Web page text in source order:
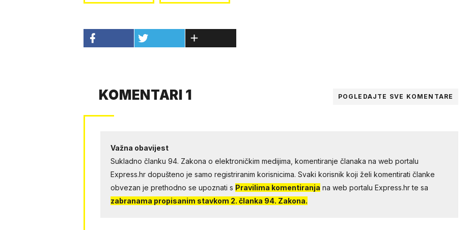
KOMENTARI 1 POGLEDAJTE SVE KOMENTARE
Važna obavijest
Sukladno članku 94. Zakona o elektroničkim medijima, komentiranje članaka na web portalu
Express.hr dopušteno je samo registriranim korisnicima. Svaki korisnik koji želi komentirati članke
obvezan je prethodno se upoznati s Pravilima komentiranja na web portalu Express.hr te sa
zabranama propisanim stavkom 2. članka 94. Zakona.